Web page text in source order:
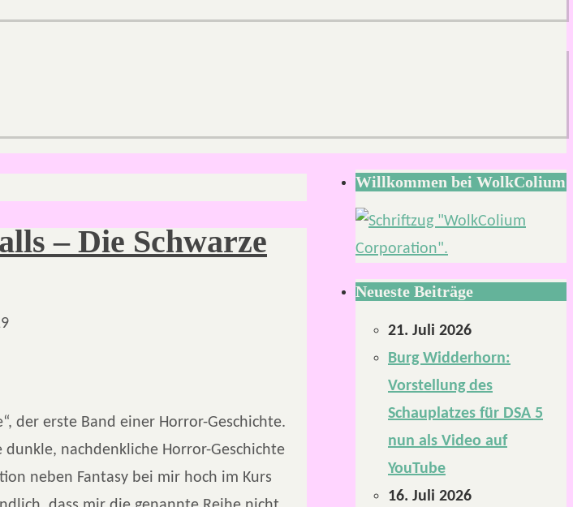
– Die Schwarze
der erste Band einer Horror-Geschichte.
dunkle, nachdenkliche Horror-Geschichte
neben Fantasy bei mir hoch im Kurs
Willkommen bei WolkColium
Neueste Beiträge
21. Juli 2026
Burg Widderhorn:
Vorstellung des
Schauplatzes für DSA 5
nun als Video auf
YouTube
16. Juli 2026